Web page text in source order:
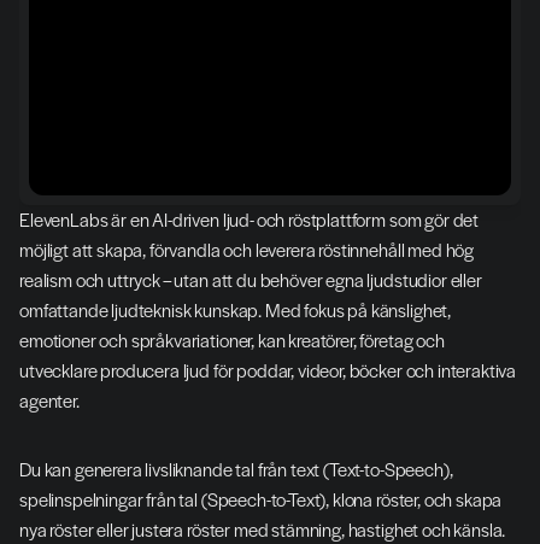
ElevenLabs är en AI-driven ljud- och röstplattform som gör det
möjligt att skapa, förvandla och leverera röstinnehåll med hög
realism och uttryck – utan att du behöver egna ljudstudior eller
omfattande ljudteknisk kunskap. Med fokus på känslighet,
emotioner och språkvariationer, kan kreatörer, företag och
utvecklare producera ljud för poddar, videor, böcker och interaktiva
agenter.
Du kan generera livsliknande tal från text (Text-to-Speech),
spelinspelningar från tal (Speech-to-Text), klona röster, och skapa
nya röster eller justera röster med stämning, hastighet och känsla.